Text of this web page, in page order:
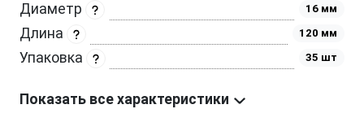
Диаметр 16 мм
Длина 120 мм
Упаковка 35 шт
Показать все характеристики